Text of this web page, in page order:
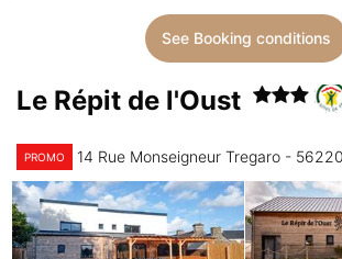
See Booking conditions
Le Répit de l'Oust
PROMO 14 Rue Monseigneur Tregaro -